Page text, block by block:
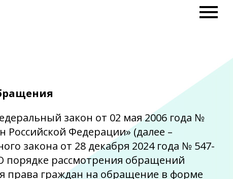
закон от 02 мая 2006 года №
Федерации» (далее –
закона от 28 декабря 2024 года № 547-
рассмотрения обращений
права граждан на обращение в форме